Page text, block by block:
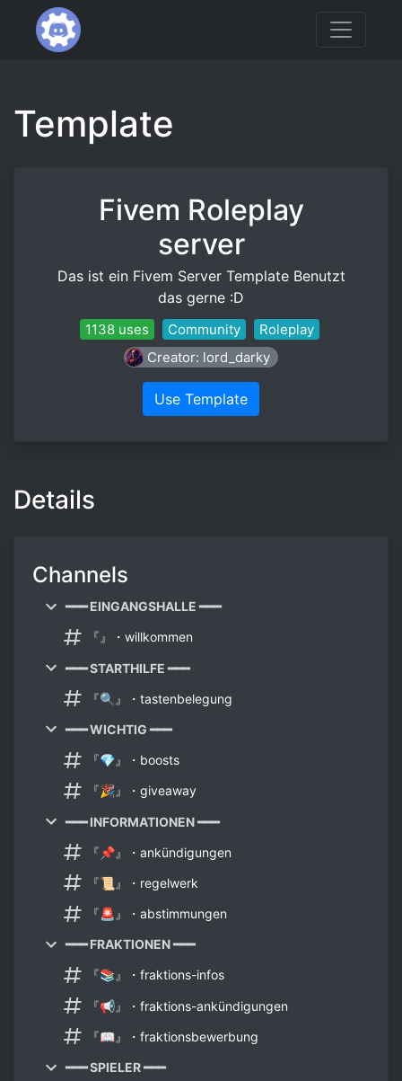
Template
Fivem Roleplay
server
Das ist ein Fivem Server Template Benutzt
das gerne :D
1138 uses Community
Roleplay
Creator: lord_darky
Use Template
Details
Channels
━━━ EINGANGSHALLE ━━━
『』・willkommen
━━━ STARTHILFE ━━━
『🔍』・tastenbelegung
━━━ WICHTIG ━━━
『💎』・boosts
『🎉』・giveaway
━━━ INFORMATIONEN ━━━
『📌』・ankündigungen
『📜』・regelwerk
『🚨』・abstimmungen
━━━ FRAKTIONEN ━━━
『📚』・fraktions-infos
『📢』・fraktions-ankündigungen
『📖』・fraktionsbewerbung
━━━ SPIELER ━━━